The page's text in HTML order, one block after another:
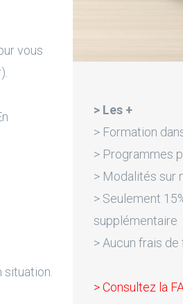
vous
> Les +
> Formation
> Programmes
> Modalités sur
> Seulement
supplémentaire
> Aucun frais
> Consultez la